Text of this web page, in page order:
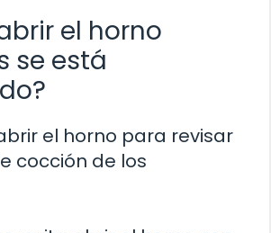
el horno
se está
el horno para revisar
cocción de los